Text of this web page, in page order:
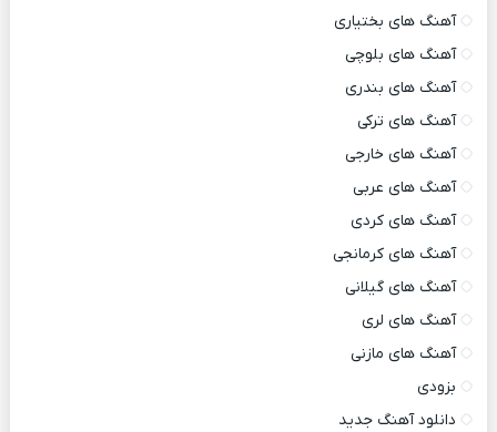
آهنگ های بختیاری
آهنگ های بلوچی
آهنگ های بندری
آهنگ های ترکی
آهنگ های خارجی
آهنگ های عربی
آهنگ های کردی
آهنگ های کرمانجی
آهنگ های گیلانی
آهنگ های لری
آهنگ های مازنی
بزودی
دانلود آهنگ جدید